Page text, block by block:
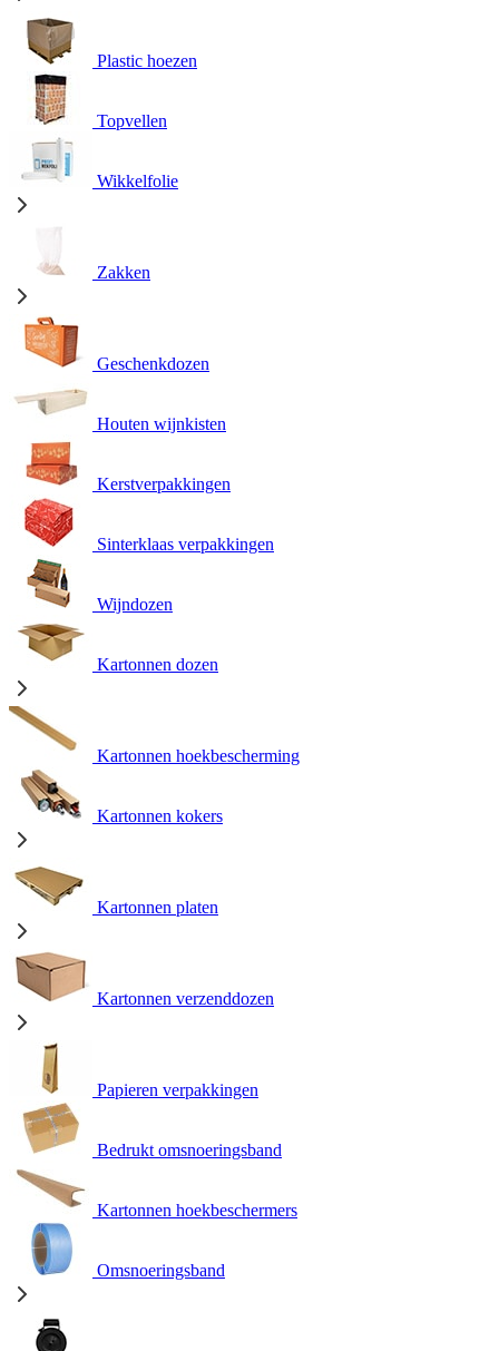
Plastic hoezen
Topvellen
Wikkelfolie
Zakken
Geschenkdozen
Houten wijnkisten
Kerstverpakkingen
Sinterklaas verpakkingen
Wijndozen
Kartonnen dozen
Kartonnen hoekbescherming
Kartonnen kokers
Kartonnen platen
Kartonnen verzenddozen
Papieren verpakkingen
Bedrukt omsnoeringsband
Kartonnen hoekbeschermers
Omsnoeringsband